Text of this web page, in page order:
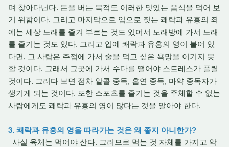
며 찾아다닌다. 돈을 버는 목적도 이러한 맛있는 음식을 먹어 보
기 위함이다. 그리고 마지막으로 입으로 짓는 쾌락과 유흥의 죄
에는 세상 노래를 즐겨 부르는 것도 있어서 노래방에 가서 노래
를 즐기는 것도 있다. 그리고 입에 쾌락과 유흥의 영이 붙어 있
다면, 그 사람은 주점에 가서 술을 먹고 싶은 욕망을 이기지 못
할 것이다. 그래서 그곳에 가서 수다를 떨어야 스트레스가 풀릴
것이다. 그러다 보면 점차 알콜 중독, 흡연 중독, 마약 중독자가
생기게 되는 것이다. 또한 스포츠를 즐기는 것을 주체할 수 없는
사람에게도 쾌락과 유흥의 영이 많다는 것을 알아야 한다.
3. 쾌락과 유흥의 영을 따라가는 것은 왜 좋지 아니한가?
사실 육체는 먹어야 산다. 그러므로 먹는 것 자체를 가지고 악